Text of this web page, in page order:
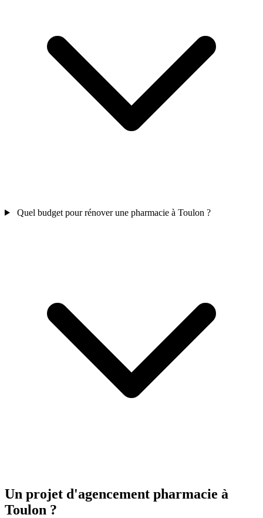
Quel budget pour rénover une pharmacie à Toulon ?
Un projet d'agencement pharmacie à
Toulon ?